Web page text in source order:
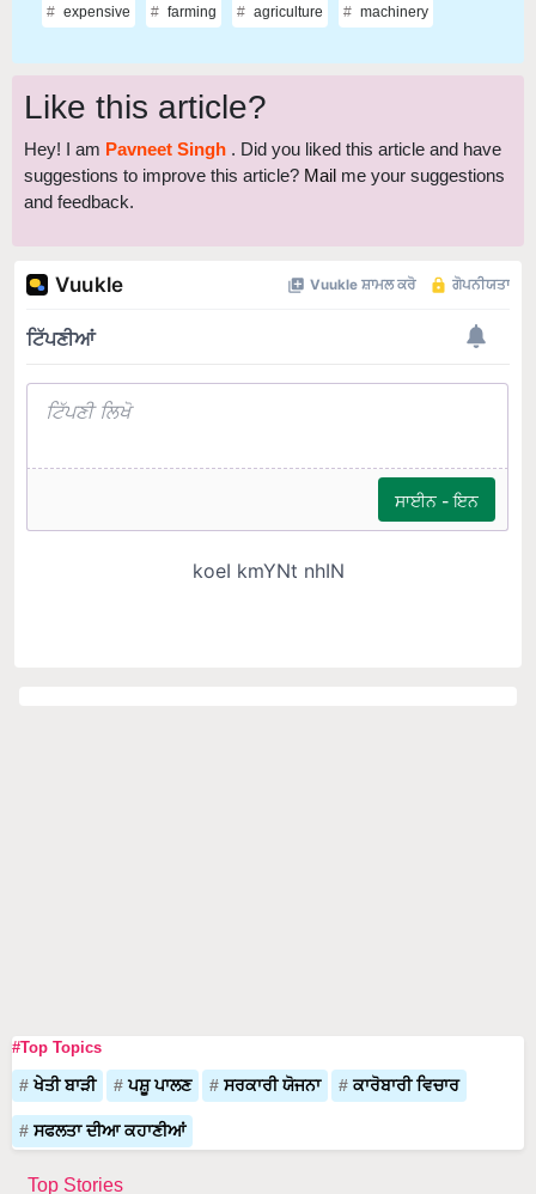
expensive farming agriculture machinery
Like this article?
Hey! I am Pavneet Singh . Did you liked this article and have
suggestions to improve this article? Mail me your suggestions
and feedback.
#Top Topics
ਖੇਤੀ ਬਾੜੀ ਪਸ਼ੂ ਪਾਲਣ ਸਰਕਾਰੀ ਯੋਜਨਾ ਕਾਰੋਬਾਰੀ ਵਿਚਾਰ
ਸਫਲਤਾ ਦੀਆ ਕਹਾਣੀਆਂ
Top Stories